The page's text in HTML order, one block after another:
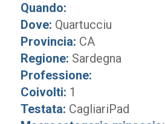
Quando:
Dove: Quartucciu
Provincia: CA
Regione: Sardegna
Professione:
Coivolti: 1
Testata: CagliariPad